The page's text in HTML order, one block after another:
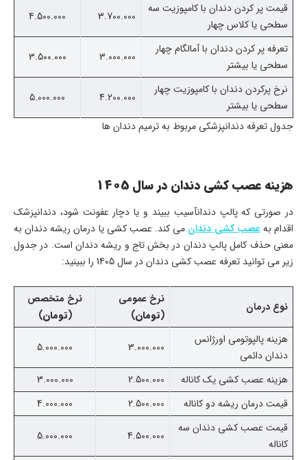
قیمت پر کردن دندان با کامپوزیت سه
سطحی یا کلاس چهار
3.700.000
4.500.000
تعرفه پر کردن دندان با آمالگام چهار
سطحی یا بیشتر
3.000.000
3.500.000
نرخ پرکردن دندان با کامپوزیت چهار
سطحی یا بیشتر
4.200.000
5.000.000
جدول تعرفه دندانپزشکی مربوط به ترمیم دندان ها
هزینه عصب کشی دندان در سال 1405
در صورتی که پالپ دندانآسیب ببیند و یا دچار عفونت شود، دندانپزشک
اقدام بهعصب کشیدندان می کند. عصب کشی یا درمان ریشه دندان به
معنی حذف کامل پالپ دندان در بخش تاج و ریشه دندان است. در جدول
زیر می توانید تعرفه عصب کشی دندان در سال 1405 را ببینید:
نوع درمان
نرخ عمومی
(تومان)
نرخ متخصص
(تومان)
هزینه پالپوتومی اورژانس
دندان دائمی
3.000.000
5.000.000
هزینه عصب کشی یک کاناله 2.500.000
3.000.000
قیمت درمان ریشه دو کاناله
2.500.000
4.000.000
قیمت عصب کشی دندان سه
کاناله
4.500.000
5.000.000